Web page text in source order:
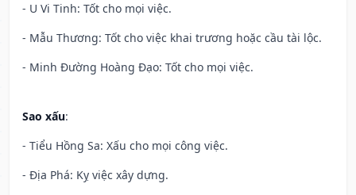
- U Vi Tinh: Tốt cho mọi việc.
- Mẫu Thương: Tốt cho việc khai trương hoặc cầu tài lộc.
- Minh Đường Hoàng Đạo: Tốt cho mọi việc.
Sao xấu:
- Tiểu Hồng Sa: Xấu cho mọi công việc.
- Địa Phá: Kỵ việc xây dựng.